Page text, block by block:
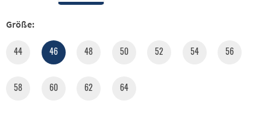
Größe:
44 46 48 50 52 54 56
58 60 62 64